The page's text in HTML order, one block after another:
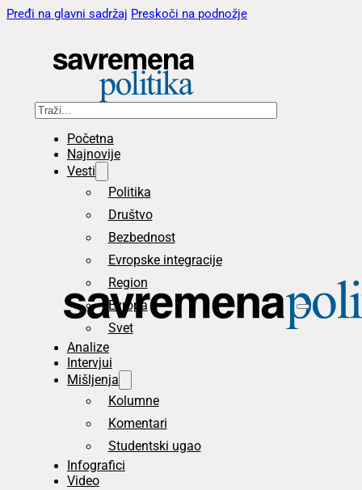
Pređi na glavni sadržaj Preskoči na podnožje
Pretraga
Početna
Najnovije
Vesti
Politika
Društvo
Bezbednost
Evropske integracije
Region
Evropa
Svet
Analize
Intervjui
Mišljenja
Kolumne
Komentari
Studentski ugao
Infografici
Video